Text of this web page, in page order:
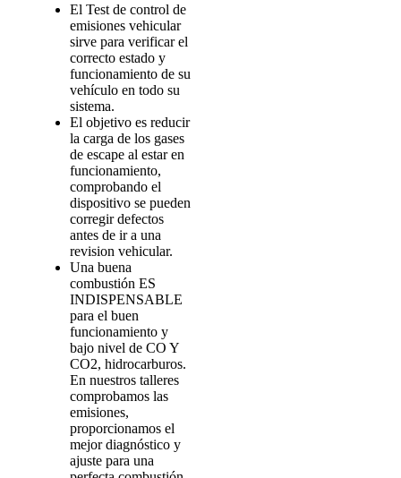
El Test de control de
emisiones vehicular
sirve para verificar el
correcto estado y
funcionamiento de su
vehículo en todo su
sistema.
El objetivo es reducir
la carga de los gases
de escape al estar en
funcionamiento,
comprobando el
dispositivo se pueden
corregir defectos
antes de ir a una
revision vehicular.
Una buena
combustión ES
INDISPENSABLE
para el buen
funcionamiento y
bajo nivel de CO Y
CO2, hidrocarburos.
En nuestros talleres
comprobamos las
emisiones,
proporcionamos el
mejor diagnóstico y
ajuste para una